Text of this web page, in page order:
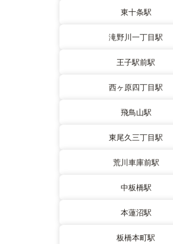
東十条駅
滝野川一丁目駅
王子駅前駅
西ヶ原四丁目駅
飛鳥山駅
東尾久三丁目駅
荒川車庫前駅
中板橋駅
本蓮沼駅
板橋本町駅